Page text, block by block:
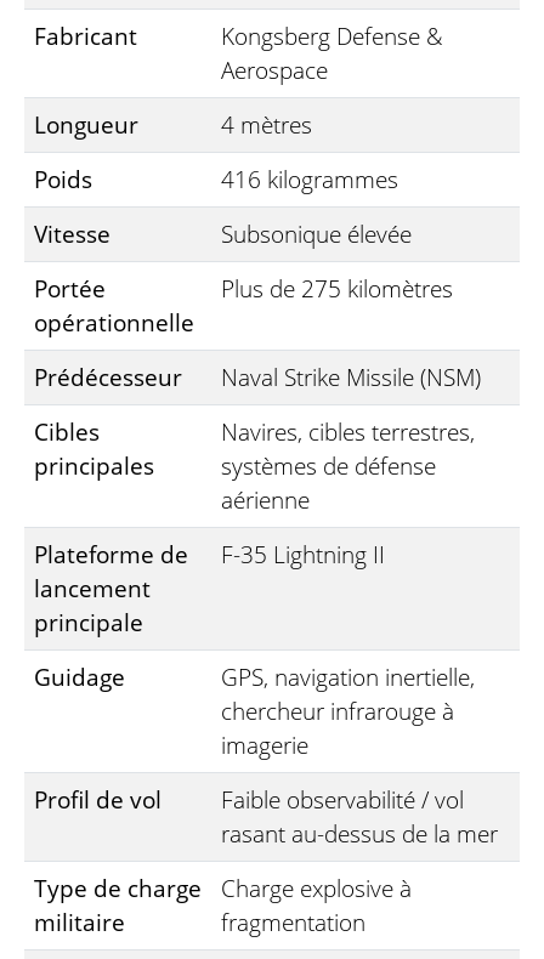
Fabricant
Kongsberg Defense &
Aerospace
Longueur
4 mètres
Poids
416 kilogrammes
Vitesse
Subsonique élevée
Portée
opérationnelle
Plus de 275 kilomètres
Prédécesseur
Naval Strike Missile (NSM)
Cibles
principales
Navires, cibles terrestres,
systèmes de défense
aérienne
Plateforme de
lancement
principale
F-35 Lightning II
Guidage
GPS, navigation inertielle,
chercheur infrarouge à
imagerie
Profil de vol
Faible observabilité / vol
rasant au-dessus de la mer
Type de charge
militaire
Charge explosive à
fragmentation